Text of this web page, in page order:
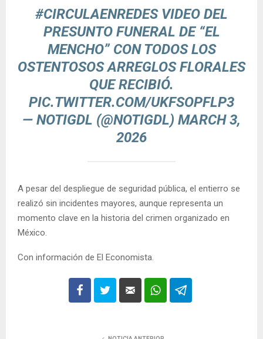
#CIRCULAENREDESVIDEO DEL
PRESUNTO FUNERAL DE “EL
MENCHO” CON TODOS LOS
OSTENTOSOS ARREGLOS FLORALES
QUE RECIBIÓ.
PIC.TWITTER.COM/UKFSOPFLP3
— NOTIGDL (@NOTIGDL) MARCH 3,
2026
A pesar del despliegue de seguridad pública, el entierro se
realizó sin incidentes mayores, aunque representa un
momento clave en la historia del crimen organizado en
México.
Con información de El Economista.